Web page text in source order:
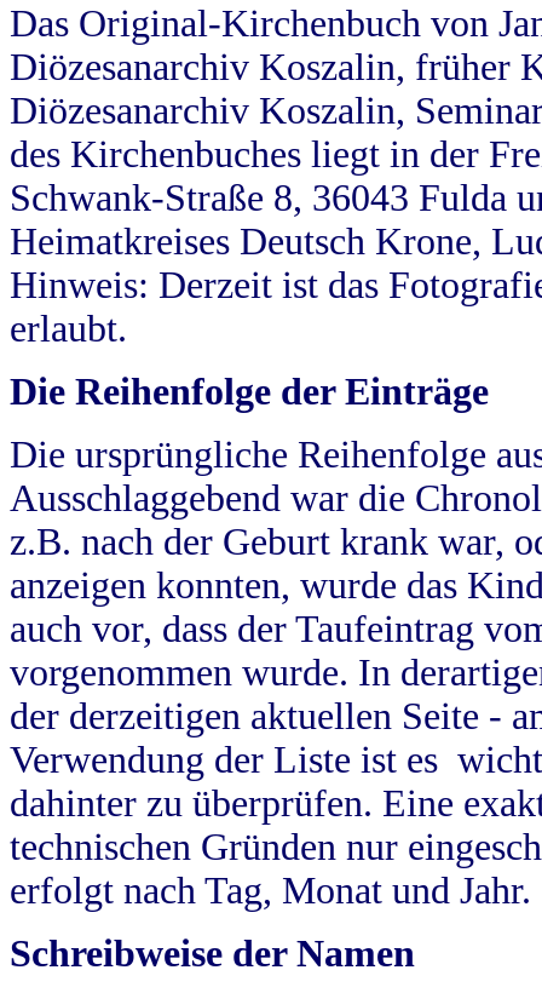
Das Original-Kirchenbuch von
Diözesanarchiv Koszalin, früher
Diözesanarchiv Koszalin,
des Kirchenbuches liegt in der
Schwank-Straße 8, 36043 Fulda
Heimatkreises Deutsch Krone,
Hinweis: Derzeit ist das
erlaubt.
Die Reihenfolge der Einträge
Die ursprüngliche Reihenfolge
Ausschlaggebend war die
z.B. nach der Geburt krank war,
anzeigen konnten, wurde das
auch vor, dass der Taufeintrag
vorgenommen wurde. In
der derzeitigen aktuellen Seite -
Verwendung der Liste ist es
dahinter zu überprüfen. Eine
technischen Gründen nur
erfolgt nach Tag, Monat und Jahr.
Schreibweise der Namen